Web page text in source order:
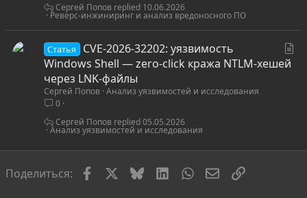
Реверс-инжиниринг и анализ вредоносного ПО
10.06.2026
Сергей Попов
Статья
CVE-2026-32202: уязвимость
Windows Shell — zero-click кража NTLM-хешей
через LNK-файлы
Сергей Попов Анализ уязвимостей и исследования
0
Анализ уязвимостей и исследования
05.05.2026
Сергей Попов
Поделиться: FacebookBlueskyLinkedInWhatsAppЭлектронная
Ссылка